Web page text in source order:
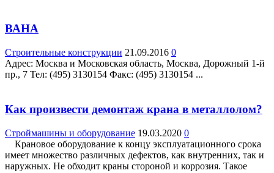
ВАНА
Строительные конструкции 21.09.2016 0
Адрес: Москва и Московская область, Москва, Дорожный 1-й
пр., 7 Teл: (495) 3130154 Факс: (495) 3130154 ...
Как произвести демонтаж крана в металлолом?
Строймашины и оборудование 19.03.2020 0
Крановое оборудование к концу эксплуатационного срока
имеет множество различных дефектов, как внутренних, так и
наружных. Не обходит краны стороной и коррозия. Такое